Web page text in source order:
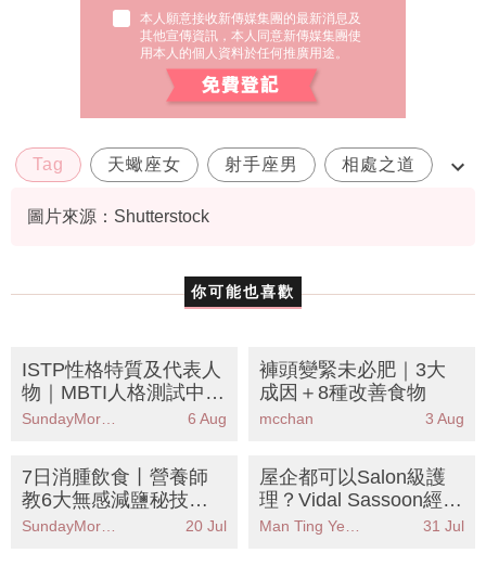
本人願意接收新傳媒集團的最新消息及
其他宣傳資訊，本人同意新傳媒集團使
用本人的個人資料於任何推廣用途。
Tag 天蠍座女 射手座男 相處之道
配對指數
圖片來源：Shutterstock
你可能也喜歡
ISTP性格特質及代表人
物｜MBTI人格測試中被
稱為「鑒賞家」人格6 Aug
褲頭變緊未必肥｜3大
成因＋8種改善食物
mcchan 3 Aug
7日消腫飲食丨營養師
教6大無感減鹽秘技！
附8款去水腫食物清單
SundayMore編輯部 20 Jul
屋企都可以Salon級護
理？Vidal Sassoon經典
系列全面升級配方KO各
Man Ting Yeung 31 Jul